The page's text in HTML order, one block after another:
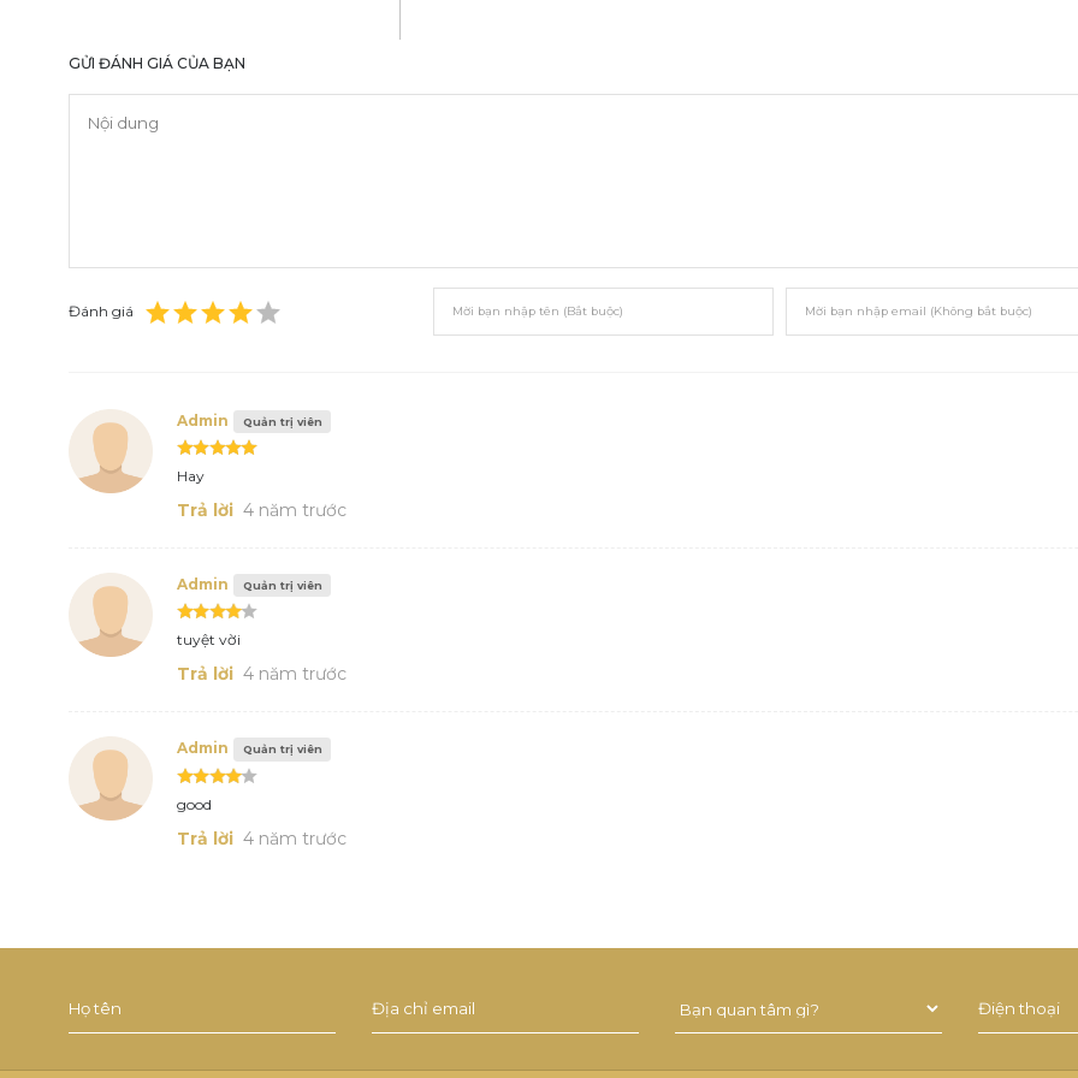
GỬI ĐÁNH GIÁ CỦA BẠN
Đánh giá
Admin Quản trị viên
Hay
Trả lời 4 năm trước
Admin Quản trị viên
tuyệt vời
Trả lời 4 năm trước
Admin Quản trị viên
good
Trả lời 4 năm trước